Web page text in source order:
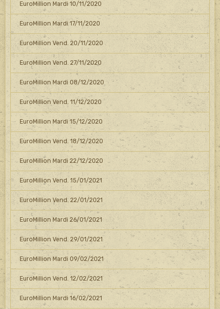
EuroMillion Mardi 10/11/2020
EuroMillion Mardi 17/11/2020
EuroMillion Vend. 20/11/2020
EuroMillion Vend. 27/11/2020
EuroMillion Mardi 08/12/2020
EuroMillion Vend. 11/12/2020
EuroMillion Mardi 15/12/2020
EuroMillion Vend. 18/12/2020
EuroMillion Mardi 22/12/2020
EuroMillion Vend. 15/01/2021
EuroMillion Vend. 22/01/2021
EuroMillion Mardi 26/01/2021
EuroMillion Vend. 29/01/2021
EuroMillion Mardi 09/02/2021
EuroMillion Vend. 12/02/2021
EuroMillion Mardi 16/02/2021